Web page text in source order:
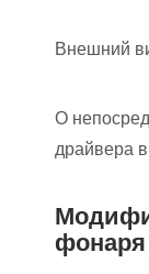
Внешний
О
драйвера